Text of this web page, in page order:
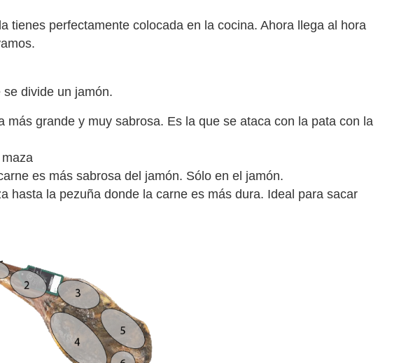
tienes perfectamente colocada en la cocina. Ahora llega al hora
divide un jamón.
más grande y muy sabrosa. Es la que se ataca con la pata con la
es más sabrosa del jamón. Sólo en el jamón.
hasta la pezuña donde la carne es más dura. Ideal para sacar